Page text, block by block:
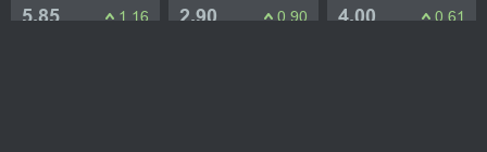
5.85 1.16 2.90 0.90 4.00 0.61